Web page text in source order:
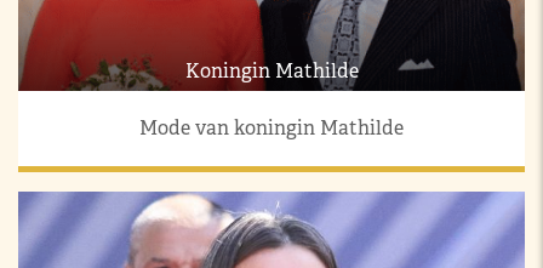
Koningin Mathilde
Mode van koningin Mathilde